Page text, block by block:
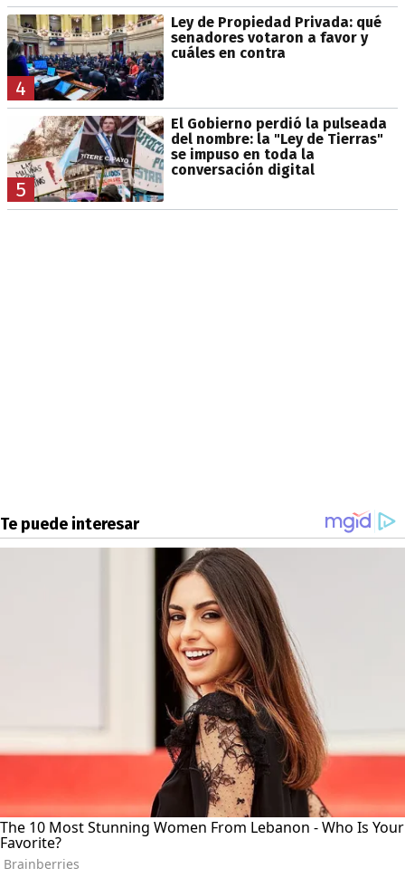
4
Ley de Propiedad Privada: qué
senadores votaron a favor y
cuáles en contra
5
El Gobierno perdió la pulseada
del nombre: la "Ley de Tierras"
se impuso en toda la
conversación digital